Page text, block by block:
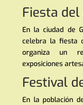
Fiesta del
En la ciudad de
celebra la fiesta
organiza un
exposiciones
Festival
En la población